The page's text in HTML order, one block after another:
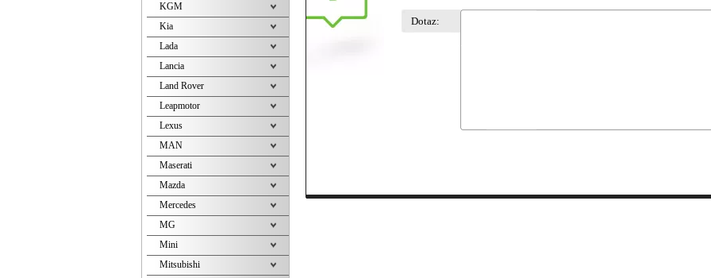
Dotaz:
KGM
Kia
Lada
Lancia
Land Rover
Leapmotor
Lexus
MAN
Maserati
Mazda
Mercedes
MG
Mini
Mitsubishi